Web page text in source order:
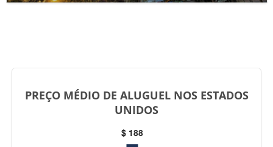
PREÇO MÉDIO DE ALUGUEL NOS ESTADOS
UNIDOS